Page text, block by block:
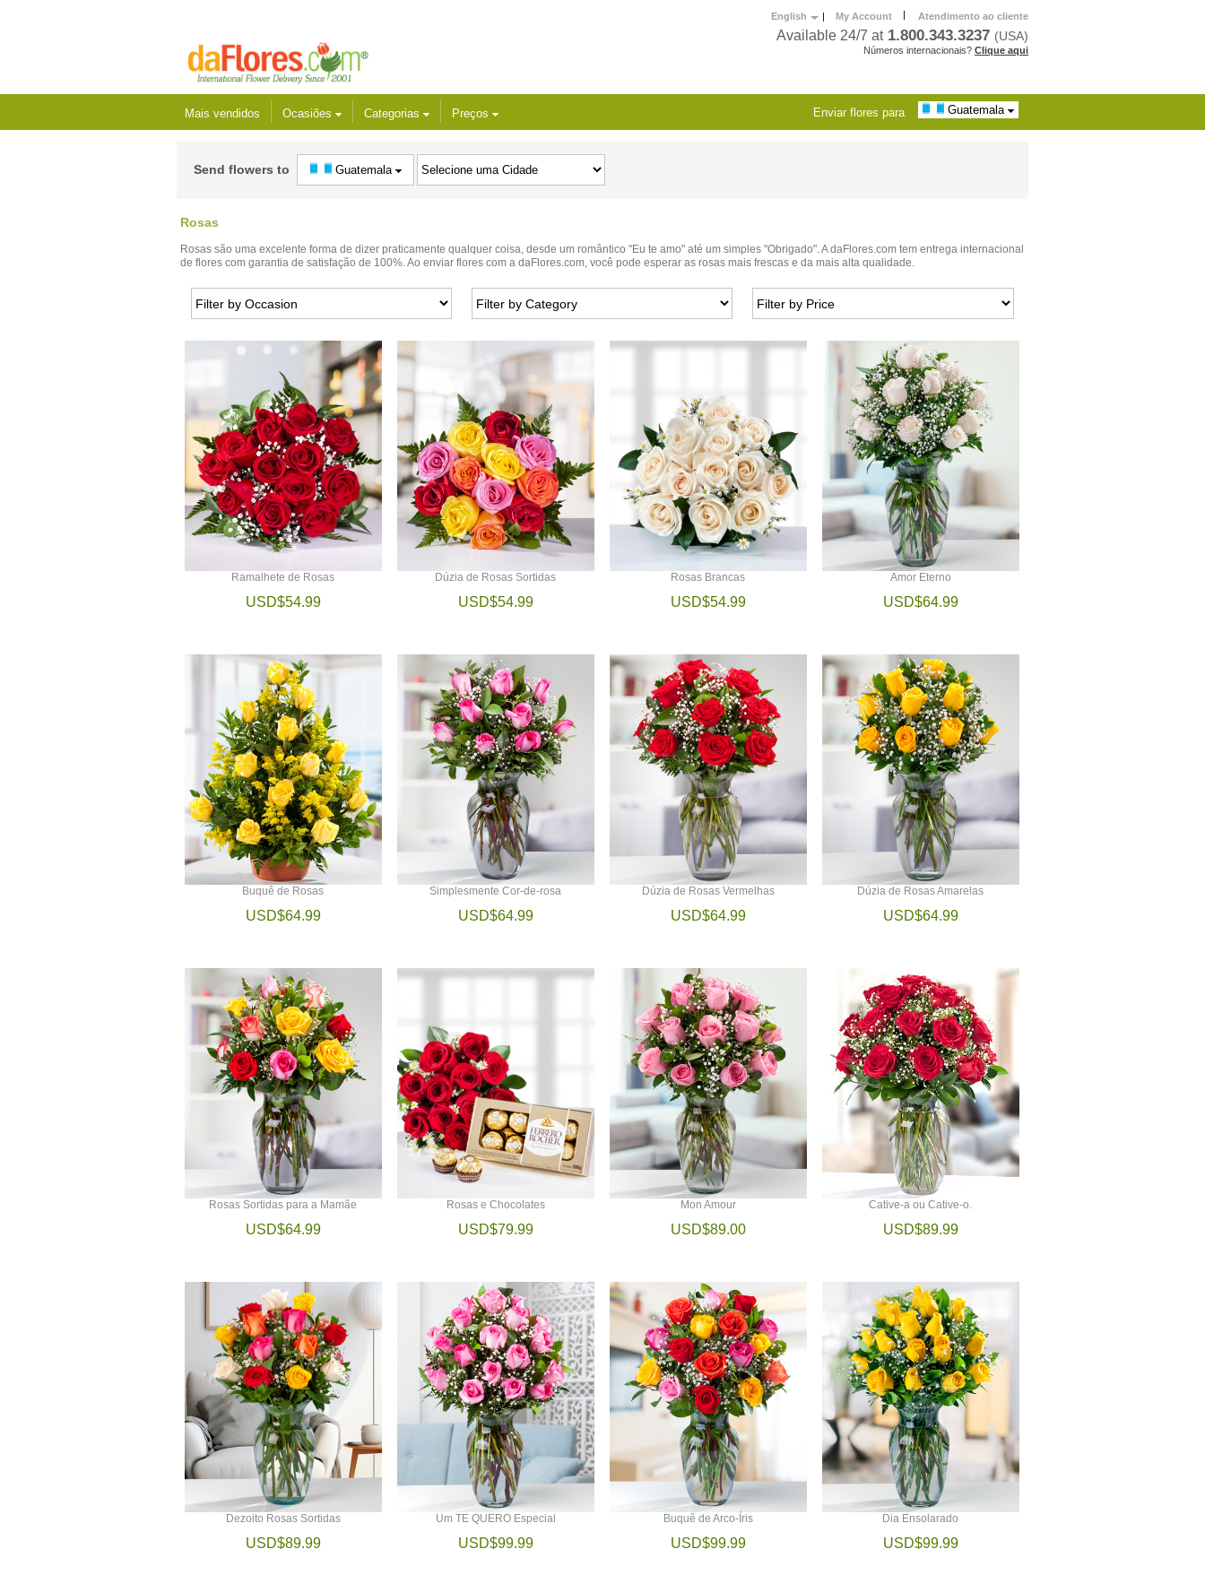
English | My Account | Atendimento ao cliente
Available 24/7 at 1.800.343.3237 (USA)
Números internacionais? Clique aqui
Mais vendidos Ocasiões Categorias Preços Enviar flores para Guatemala
Send flowers to Guatemala
Rosas
Rosas são uma excelente forma de dizer praticamente qualquer coisa, desde um romântico "Eu te amo" até um simples "Obrigado". A daFlores.com tem entrega internacional
de flores com garantia de satisfação de 100%. Ao enviar flores com a daFlores.com, você pode esperar as rosas mais frescas e da mais alta qualidade.
Ramalhete de Rosas
USD$54.99
Dúzia de Rosas Sortidas
USD$54.99
Rosas Brancas
USD$54.99
Amor Eterno
USD$64.99
Buquê de Rosas
USD$64.99
Simplesmente Cor-de-rosa
USD$64.99
Dúzia de Rosas Vermelhas
USD$64.99
Dúzia de Rosas Amarelas
USD$64.99
Rosas Sortidas para a Mamãe
USD$64.99
Rosas e Chocolates
USD$79.99
Mon Amour
USD$89.00
Cative-a ou Cative-o.
USD$89.99
Dezoito Rosas Sortidas
USD$89.99
Um TE QUERO Especial
USD$99.99
Buquê de Arco-Íris
USD$99.99
Dia Ensolarado
USD$99.99